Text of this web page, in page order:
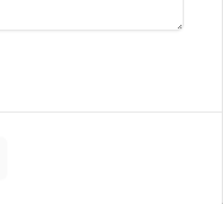
fresas y toques